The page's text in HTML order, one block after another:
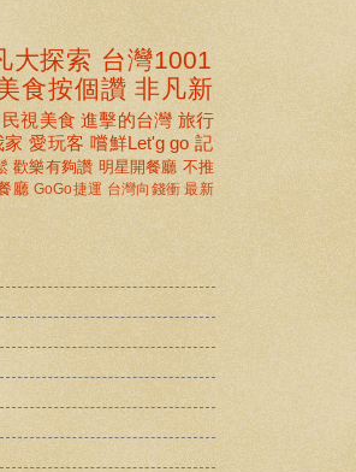
大探索 台灣1001
食按個讚 非凡新
民視美食 進擊的台灣 旅行
家 愛玩客 嚐鮮Let'g go 記
歡樂有夠讚 明星開餐廳 不推
廳 GoGo捷運 台灣向錢衝 最新